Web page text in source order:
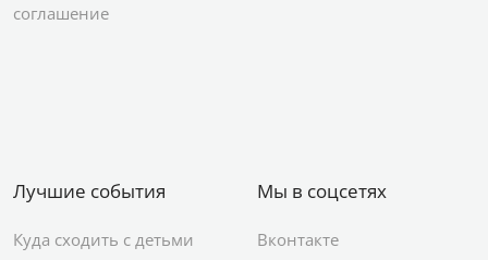
соглашение
Лучшие события
Куда сходить с детьми
Мы в соцсетях
Вконтакте